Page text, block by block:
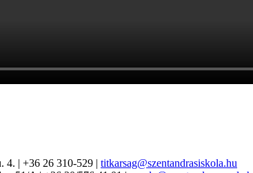
4. | +36 26 310-529 | titkarsag@szentandrasiskola.hu